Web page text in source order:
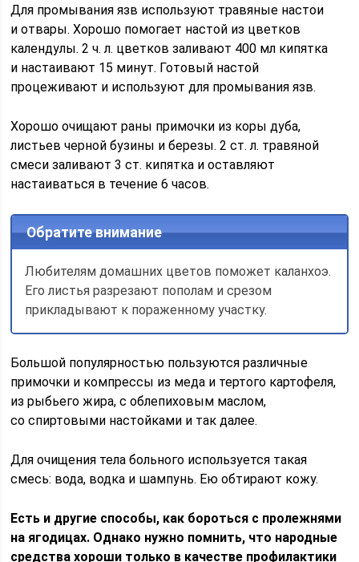
Для промывания язв используют травяные настои
и отвары. Хорошо помогает настой из цветков
календулы. 2 ч. л. цветков заливают 400 мл кипятка
и настаивают 15 минут. Готовый настой
процеживают и используют для промывания язв.
Хорошо очищают раны примочки из коры дуба,
листьев черной бузины и березы. 2 ст. л. травяной
смеси заливают 3 ст. кипятка и оставляют
настаиваться в течение 6 часов.
Обратите внимание
Любителям домашних цветов поможет каланхоэ.
Его листья разрезают пополам и срезом
прикладывают к пораженному участку.
Большой популярностью пользуются различные
примочки и компрессы из меда и тертого картофеля,
из рыбьего жира, с облепиховым маслом,
со спиртовыми настойками и так далее.
Для очищения тела больного используется такая
смесь: вода, водка и шампунь. Ею обтирают кожу.
Есть и другие способы, как бороться с пролежнями
на ягодицах. Однако нужно помнить, что народные
средства хороши только в качестве профилактики